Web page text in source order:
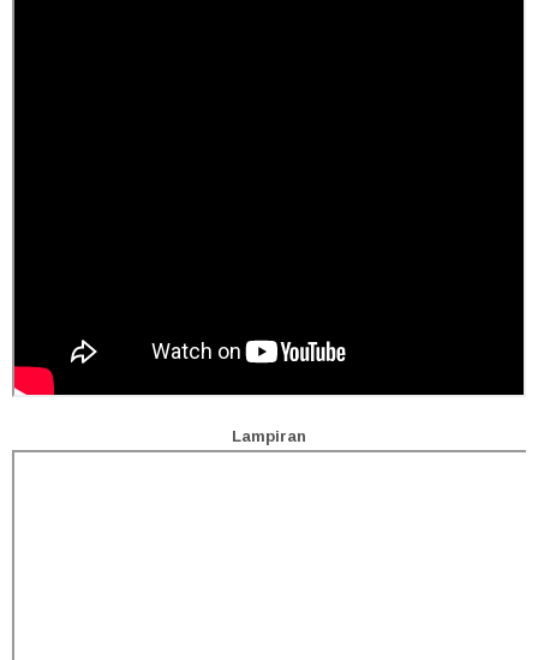
Lampiran